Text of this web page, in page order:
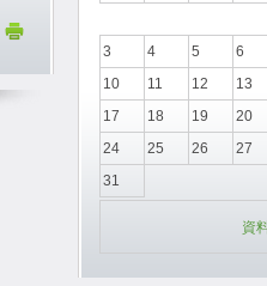
3
4 5 6
10
11 12 13
17
18 19 20
24
25 26 27
31
資